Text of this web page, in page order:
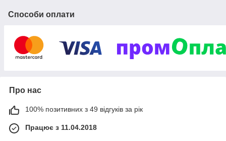
Перейти до асортименту
Способи оплати
Про нас
100% позитивних з 49 відгуків за рік
Працює з 11.04.2018